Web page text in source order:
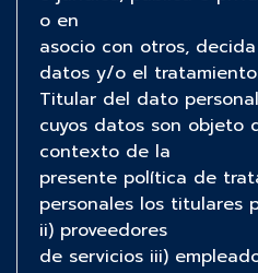
o en
asocio con otros,
datos y/o el
Titular del dato
cuyos datos son objeto
contexto de la
presente política de
personales los titulares
ii) proveedores
de servicios iii)